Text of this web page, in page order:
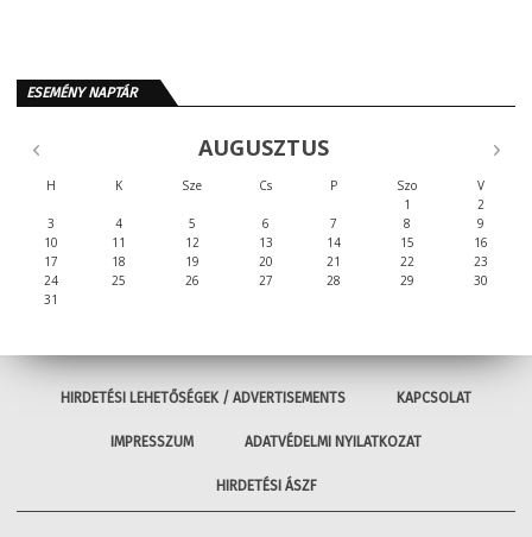
ESEMÉNY NAPTÁR
AUGUSZTUS
H K Sze Cs P Szo
V
1
2
3
4 5 6 7 8
9
10
11 12 13 14 15
16
17
18 19 20 21 22
23
24
25 26 27 28 29
30
31
HIRDETÉSI LEHETŐSÉGEK / ADVERTISEMENTS KAPCSOLAT
IMPRESSZUM ADATVÉDELMI NYILATKOZAT
HIRDETÉSI ÁSZF